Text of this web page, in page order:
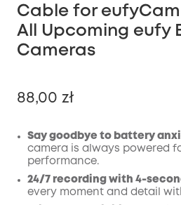
Cable for eufyCam
All Upcoming eufy
Cameras
88,00 zł
Wyłączony
Kod:
Say goodbye to battery
camera is always powered
performance.
24/7 recording with 4-
every moment and detail